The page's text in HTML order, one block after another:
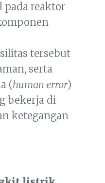
reaktor
tersebut
serta
(human error)
bekerja di
ketegangan